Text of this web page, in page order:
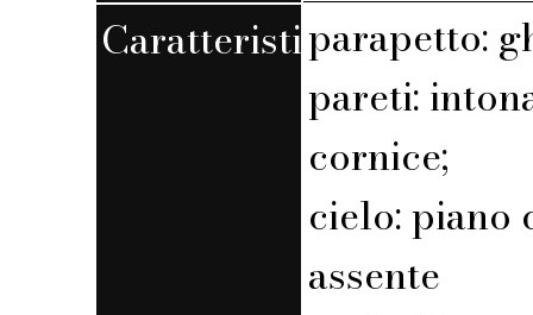
Caratteristicheparapetto:
pareti:
cornice;
cielo: piano
assente